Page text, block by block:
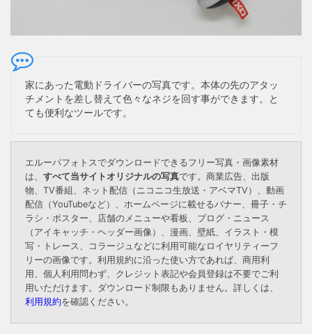
家にあった電動ドライバーの写真です。本体の先のアタッ
チメントを差し替えて色々なネジを回す事ができます。と
ても便利なツールです。
エルーパフォトスでダウンロードできるフリー写真・画像素材
は、 すべて当サイトオリジナルの写真です。商業広告、出版
物、TV番組、ネット配信（ニコニコ生放送・アベマTV）、動画
配信（YouTubeなど）、ホームページに載せるバナー、冊子・チ
ラシ・ポスター、店舗のメニューや看板、ブログ・ニュース
（アイキャッチ・ヘッダー画像）、漫画、壁紙、イラスト・模
写・トレース、コラージュなどに利用可能なロイヤリティーフ
リーの画像です。利用規約に沿った使い方であれば、商用利
用、個人利用問わず、クレジット表記や会員登録は不要でご利
用いただけます。ダウンロード制限もありません。詳しくは、
利用規約を確認ください。